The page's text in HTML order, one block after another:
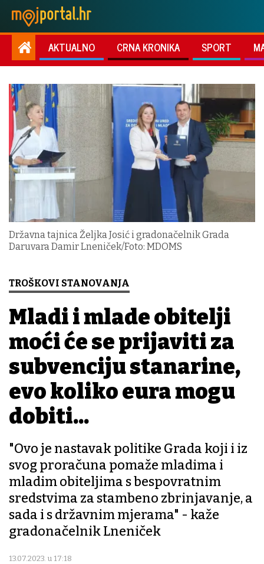
AKTUALNO CRNA KRONIKA SPORT
Državna tajnica Željka Josić i gradonačelnik Grada
Daruvara Damir Lneniček/Foto: MDOMS
TROŠKOVI STANOVANJA
Mladi i mlade obitelji
moći će se prijaviti za
subvenciju stanarine,
evo koliko eura mogu
dobiti...
"Ovo je nastavak politike Grada koji i iz
svog proračuna pomaže mladima i
mladim obiteljima s bespovratnim
sredstvima za stambeno zbrinjavanje, a
sada i s državnim mjerama" - kaže
gradonačelnik Lneniček
13.07.2023. u 17:18